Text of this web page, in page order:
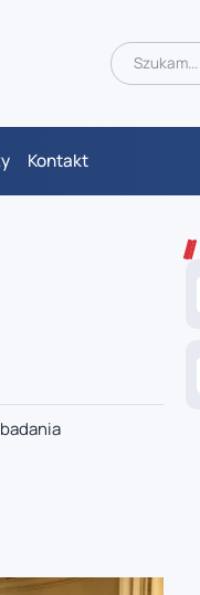
Kontakt